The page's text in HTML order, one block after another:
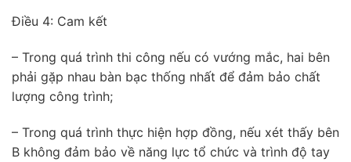
Điều 4: Cam kết
– Trong quá trình thi công nếu có vướng mắc, hai bên
phải gặp nhau bàn bạc thống nhất để đảm bảo chất
lượng công trình;
– Trong quá trình thực hiện hợp đồng, nếu xét thấy bên
B không đảm bảo về năng lực tổ chức và trình độ tay